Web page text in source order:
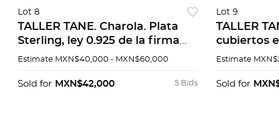
Lot 8
TALLER TANE. Charola. Plata
Sterling, ley 0.925 de la firma
TANE, 43 x 58 cm. Peso: 2,526.2
Estimate MXN$40,000 - MXN$60,000
5 Bids
Sold for MXN$42,000
Lot 9
TALLER
cubiertos
0.925.
Estimate
Sold for